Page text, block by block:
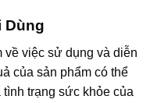
Dùng
về việc sử dụng và diễn
của sản phẩm có thể
trạng sức khỏe của